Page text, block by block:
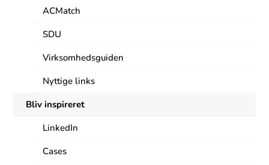
ACMatch
SDU
Virksomhedsguiden
Nyttige links
Bliv inspireret
LinkedIn
Cases